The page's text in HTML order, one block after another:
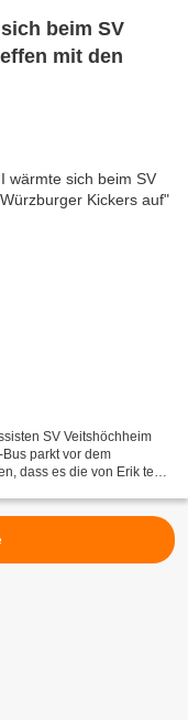
beim SV
mit den
SV Veitshöchheim
parkt vor dem
dass es die von Erik ten